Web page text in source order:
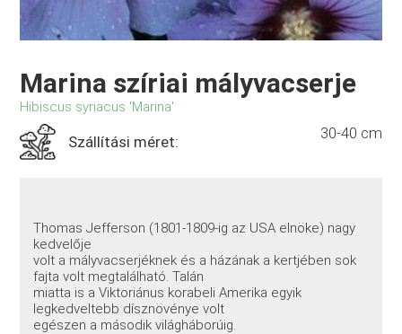
Marina szíriai mályvacserje
Hibiscus syriacus 'Marina'
Szállítási méret: 30-40 cm
Thomas Jefferson (1801-1809-ig az USA elnöke) nagy
kedvelője
volt a mályvacserjéknek és a házának a kertjében sok
fajta volt megtalálható. Talán
miatta is a Viktoriánus korabeli Amerika egyik
legkedveltebb dísznövénye volt
egészen a második világháborúig.